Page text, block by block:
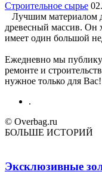
Строительное сырье
Лучшим материалом
древесный массив. Он
имеет один большой
Ежедневно мы
ремонте и
нужное только для Вас!
.
© Overbag.ru
БОЛЬШЕ ИСТОРИЙ
Эксклюзивные